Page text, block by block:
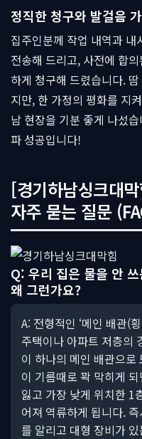
정직한 청구와 발걸음
집주인분께 작업 내역과
전송해 드리고, 사전에 합의
하게 청구해 드렸습니다.
지만, 한 가정의 평화를 지
남 현장을 기분 좋게 나섰
파 성공입니다!
[경기하남싱크대
자주 묻는 질문
Q: 우리 집은 물을 안
왜 그런가요?
A: 전형적인 ‘메인 배관(
주택이나 아파트 저층의
이 하나의 메인 배관으로
이 기름때로 꽉 막히게
잃고 가장 낮게 위치한 1
어져 역류하게 됩니다.
를 알리고 대형 장비가